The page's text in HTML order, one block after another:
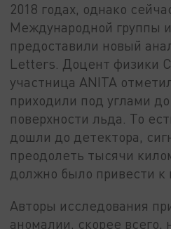
2018 годах, однако
Международной группы
предоставили новый
Letters. Доцент физики
участница ANITA
приходили под углами
поверхности льда. То
дошли до детектора,
преодолеть тысячи
должно было привести к
Авторы исследования
аномалии, скорее всего,